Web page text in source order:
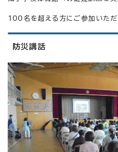
100名を超える方にご参加いただ
防災講話